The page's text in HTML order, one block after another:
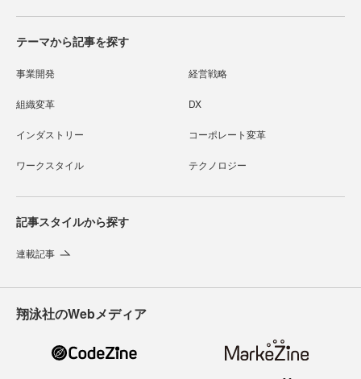
テーマから記事を探す
事業開発 経営戦略
組織変革 DX
インダストリー コーポレート変革
ワークスタイル テクノロジー
記事スタイルから探す
連載記事
翔泳社のWebメディア